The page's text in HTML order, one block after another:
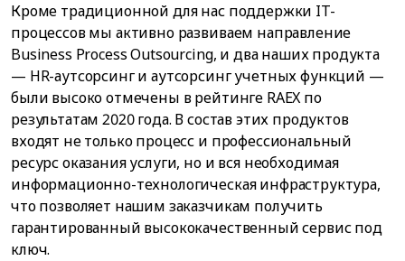
Кроме традиционной для нас поддержки IT-
процессов мы активно развиваем направление
Business Process Outsourcing, и два наших продукта
— HR-аутсорсинг и аутсорсинг учетных функций —
были высоко отмечены в рейтинге RAEX по
результатам 2020 года. В состав этих продуктов
входят не только процесс и профессиональный
ресурс оказания услуги, но и вся необходимая
информационно-технологическая инфраструктура,
что позволяет нашим заказчикам получить
гарантированный высококачественный сервис под
ключ.